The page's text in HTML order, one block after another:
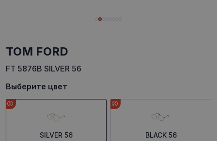
TOM FORD
FT 5876B SILVER 56
Выберите цвет
SILVER 56 BLACK 56